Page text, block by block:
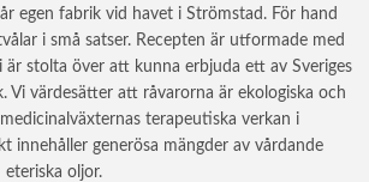
egen fabrik vid havet i Strömstad. För hand
i små satser. Recepten är utformade med
stolta över att kunna erbjuda ett av Sveriges
Vi värdesätter att råvarorna är ekologiska och
terapeutiska verkan i
innehåller generösa mängder av vårdande
oljor.